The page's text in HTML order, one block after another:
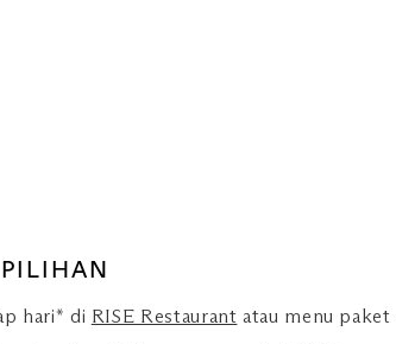
hari* di RISE Restaurant atau menu